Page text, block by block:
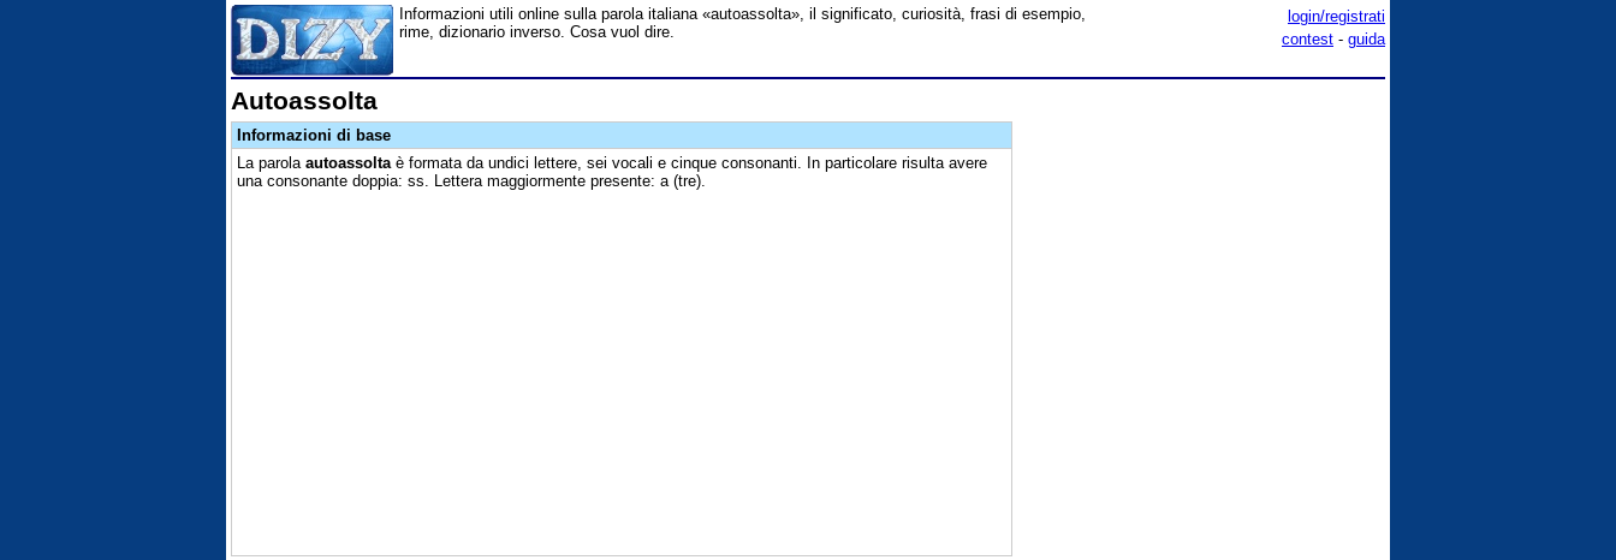
login/registrati
contest - guida
Informazioni utili online sulla parola italiana «autoassolta», il significato, curiosità, frasi di esempio,
rime, dizionario inverso. Cosa vuol dire.
Autoassolta
Informazioni di base
La parola autoassolta è formata da undici lettere, sei vocali e cinque consonanti. In particolare risulta avere
una consonante doppia: ss. Lettera maggiormente presente: a (tre).